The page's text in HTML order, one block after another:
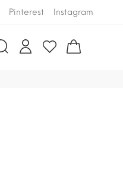
Pinterest Instagram